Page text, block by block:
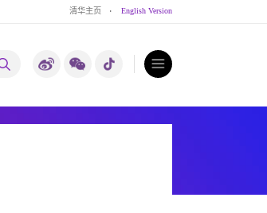
清华主页 · English Version